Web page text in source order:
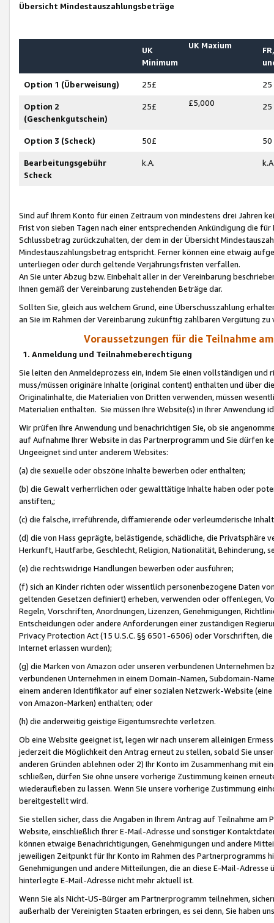
Übersicht Mindestauszahlungsbeträge
UK
Minimum
UK Maxium
Option 1 (Überweisung) 25£ 25
Option 2
(Geschenkgutschein)
25£ £5,000 25
Option 3 (Scheck) 50£ 50
Bearbeitungsgebühr
Scheck
k.A.
Sind auf Ihrem Konto für einen Zeitraum von mindestens drei Jahren
Frist von sieben Tagen nach einer entsprechenden Ankündigung die
Schlussbetrag zurückzuhalten, der dem in der Übersicht
Mindestauszahlungsbetrag entspricht. Ferner können eine etwaig
unterliegen oder durch geltende Verjährungsfristen verfallen.
An Sie unter Abzug bzw. Einbehalt aller in der Vereinbarung
Ihnen gemäß der Vereinbarung zustehenden Beträge dar.
Sollten Sie, gleich aus welchem Grund, eine Überschusszahlung
an Sie im Rahmen der Vereinbarung zukünftig zahlbaren Vergütung zu
Voraussetzungen für die Teilnahme
1. Anmeldung und Teilnahmeberechtigung
Sie leiten den Anmeldeprozess ein, indem Sie einen vollständigen
muss/müssen originäre Inhalte (original content) enthalten und über
Originalinhalte, die Materialien von Dritten verwenden, müssen
Materialien enthalten. Sie müssen Ihre Website(s) in Ihrer Anwendung
Wir prüfen Ihre Anwendung und benachrichtigen Sie, ob sie
auf Aufnahme Ihrer Website in das Partnerprogramm und Sie dürfen
Ungeeignet sind unter anderem Websites:
(a) die sexuelle oder obszöne Inhalte bewerben oder enthalten;
(b) die Gewalt verherrlichen oder gewalttätige Inhalte haben oder
anstiften,;
(c) die falsche, irreführende, diffamierende oder verleumderische
(d) die von Hass geprägte, belästigende, schädliche, die Privatsphäre
Herkunft, Hautfarbe, Geschlecht, Religion, Nationalität, Behinderung,
(e) die rechtswidrige Handlungen bewerben oder ausführen;
(f) sich an Kinder richten oder wissentlich personenbezogene Daten
geltenden Gesetzen definiert) erheben, verwenden oder offenlegen,
Regeln, Vorschriften, Anordnungen, Lizenzen, Genehmigungen,
Entscheidungen oder andere Anforderungen einer zuständigen
Privacy Protection Act (15 U.S.C. §§ 6501-6506) oder Vorschriften,
Internet erlassen wurden);
(g) die Marken von Amazon oder unseren verbundenen Unternehmen
verbundenen Unternehmen in einem Domain-Namen, Subdomain-
einem anderen Identifikator auf einer sozialen Netzwerk-Website
von Amazon-Marken) enthalten; oder
(h) die anderweitig geistige Eigentumsrechte verletzen.
Ob eine Website geeignet ist, legen wir nach unserem alleinigen
jederzeit die Möglichkeit den Antrag erneut zu stellen, sobald Sie
anderen Gründen ablehnen oder 2) Ihr Konto im Zusammenhang mit
schließen, dürfen Sie ohne unsere vorherige Zustimmung keinen
wiederaufleben zu lassen. Wenn Sie unsere vorherige Zustimmung
bereitgestellt wird.
Sie stellen sicher, dass die Angaben in Ihrem Antrag auf Teilnahme
Website, einschließlich Ihrer E-Mail-Adresse und sonstiger
können etwaige Benachrichtigungen, Genehmigungen und andere
jeweiligen Zeitpunkt für Ihr Konto im Rahmen des Partnerprogramms
Genehmigungen und andere Mitteilungen, die an diese E-Mail-
hinterlegte E-Mail-Adresse nicht mehr aktuell ist.
Wenn Sie als Nicht-US-Bürger am Partnerprogramm teilnehmen,
außerhalb der Vereinigten Staaten erbringen, es sei denn, Sie haben